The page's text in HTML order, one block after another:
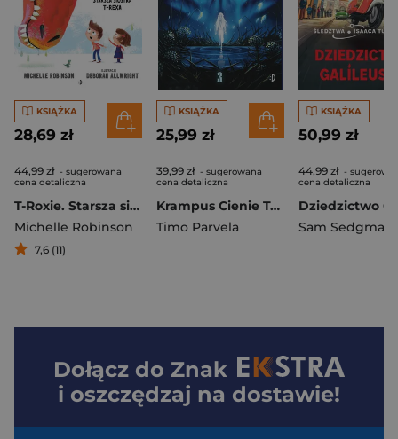
KSIĄŻKA
28,69 zł
44,99 zł - sugerowana
cena detaliczna
T-Roxie. Starsza siostra T-Rexa
Michelle Robinson
7,6 (11)
KSIĄŻKA
25,99 zł
39,99 zł - sugerowana
cena detaliczna
Krampus Cienie Tom 3
Timo Parvela
KSIĄŻKA
50,99 zł
44,99 zł -
cena detaliczna
Sam Sedgman
Dołącz do Znak
i oszczędzaj na dostawie!